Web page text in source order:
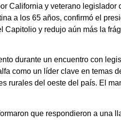
California y veterano legislador
a los 65 años, confirmó el
Capitolio y redujo aún más la
durante un encuentro con
como un líder clave en temas
rurales del oeste del país. El
que respondieron a una